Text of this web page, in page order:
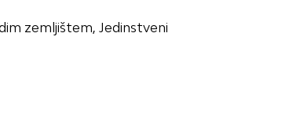
zemljištem, Jedinstveni